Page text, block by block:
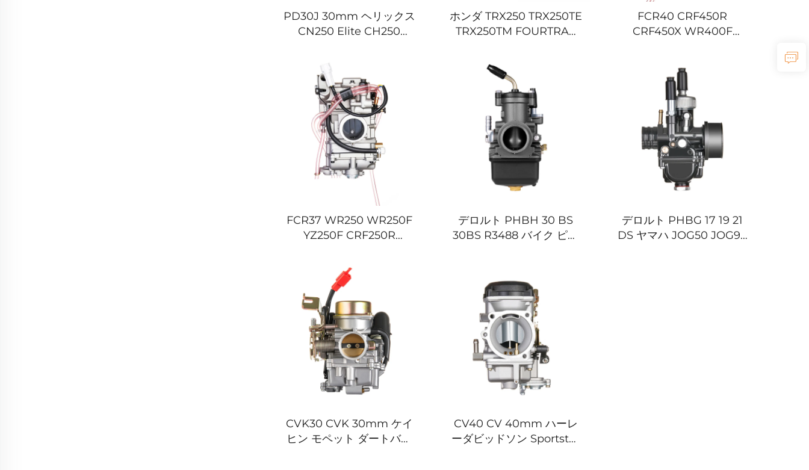
PD30J 30mm ヘリックス
CN250 Elite CH250
クーター モペット エンジ
ン カーブレター
ホンダ TRX250 TRX250TE
TRX250TM FOURTRAX
ッド エンジン カーブレタ
ー
FCR40 CRF450R
CRF450X WR400F
バイク カーブレター
FCR37 WR250 WR250F
YZ250F CRF250R
KX250F バイク カーブレタ
ー
デロルト PHBH 30 BS
30BS R3488 バイク ピッ
デロルト PHBG 17 19 21
DS ヤマハ JOG50 JOG90
CVK30 CVK 30mm ケイ
ヒン モペット ダートバイ
CV40 CV 40mm ハーレ
ーダビッドソン Sportster